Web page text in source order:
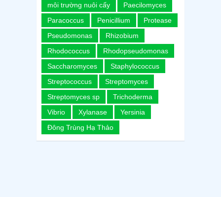
môi trường nuôi cấy
Paecilomyces
Paracoccus
Penicillium
Protease
Pseudomonas
Rhizobium
Rhodococcus
Rhodopseudomonas
Saccharomyces
Staphylococcus
Streptococcus
Streptomyces
Streptomyces sp
Trichoderma
Vibrio
Xylanase
Yersinia
Đông Trùng Hạ Thảo